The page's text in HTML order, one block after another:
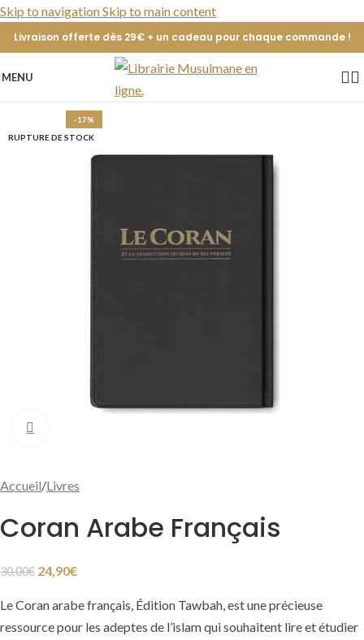
Skip to navigationSkip to main content
Livraison offerte dès 29€ + un cadeau pour chaque commande !
MENU
-17%
RUPTURE DE STOCK
Accueil/Livres
Coran Arabe Français
30,00€ 24,90€
Le Coran arabe français, Édition Tawbah, est une précieuse
ressource pour les adeptes de l’islam qui souhaitent lire et étudier